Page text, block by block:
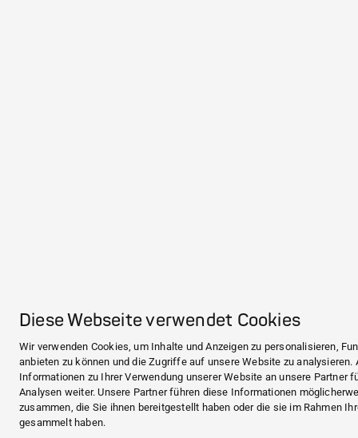
Diese Webseite verwendet Cookies
Wir verwenden Cookies, um Inhalte und Anzeigen zu personalisieren,
anbieten zu können und die Zugriffe auf unsere Website zu analysieren.
Informationen zu Ihrer Verwendung unserer Website an unsere Partner
Analysen weiter. Unsere Partner führen diese Informationen
zusammen, die Sie ihnen bereitgestellt haben oder die sie im Rahmen
gesammelt haben.